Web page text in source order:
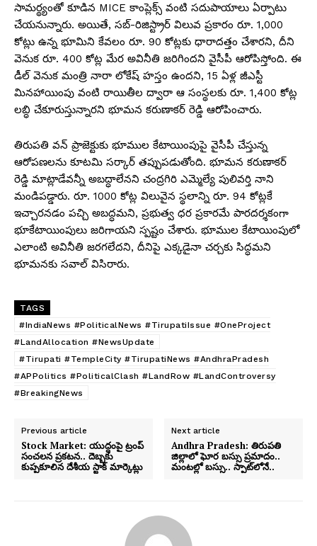
సామర్థ్యంతో కూడిన MICE కాంప్లెక్స్ వంటి సదుపాయాలు ఏర్పాటు
చేయనున్నారు. అయితే, సబ్-రిజిస్ట్రార్ విలువ ప్రకారం రూ. 1,000
కోట్లు ఉన్న భూమిని కేవలం రూ. 90 కోట్లకు ధారాదత్తం చేశారని, దీని
వెనుక రూ. 400 కోట్ల మేర అవినీతి జరిగిందని వైసీపీ ఆరోపిస్తోంది. ఈ
డీల్ వెనుక మంత్రి నారా లోకేష్ హస్తం ఉందని, 15 ఏళ్ల జీఎస్టీ
మినహాయింపు వంటి రాయితీల ద్వారా ఆ సంస్థలకు రూ. 1,400 కోట్ల
లబ్ధి చేకూరుస్తున్నారని భూమన కరుణాకర్ రెడ్డి ఆరోపించారు.
తిరుపతి వన్ ప్రాజెక్టుకు భూముల కేటాయింపుపై వైసీపీ చేస్తున్న
ఆరోపణలను కూటమి సర్కార్ తప్పుపడుతోంది. భూమన కరుణాకర్
రెడ్డి మాట్లాడేవన్నీ అబద్ధాలేనని చంద్రగిరి ఎమ్మెల్యే పులివర్తి నాని
మండిపడ్డారు. రూ. 1000 కోట్ల విలువైన స్థలాన్ని రూ. 94 కోట్లకే
ఇచ్చారనడం పచ్చి అబద్ధమని, ప్రభుత్వ ధర ప్రకారమే పారదర్శకంగా
భూకేటాయింపులు జరిగాయని స్పష్టం చేశారు. భూముల కేటాయింపులో
ఎలాంటి అవినీతి జరగలేదని, దీనిపై ఎక్కడైనా చర్చకు సిద్ధమని
భూమనకు సవాల్ విసిరారు.
TAGS
#IndiaNews #PoliticalNews #TirupatiIssue #OneProject
#LandAllocation #NewsUpdate
#Tirupati #TempleCity #TirupatiNews #AndhraPradesh
#APPolitics #PoliticalClash #LandRow #LandControversy
#BreakingNews
Previous article
Stock Market: యుద్ధంపై ట్రంప్
సంచలన ప్రకటన.. దెబ్బకు
కుప్పకూలిన దేశీయ స్టాక్ మార్కెట్లు
Next article
Andhra Pradesh: తిరుపతి
జిల్లాలో ఘోర బస్సు ప్రమాదం..
మంటల్లో బస్సు.. స్పాట్‌లోనే..